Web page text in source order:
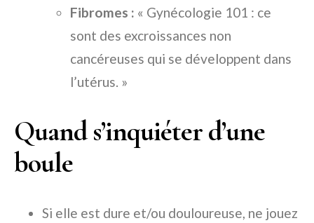
Fibromes : « Gynécologie 101 : ce
sont des excroissances non
cancéreuses qui se développent dans
l’utérus. »
Quand s’inquiéter d’une
boule
Si elle est dure et/ou douloureuse, ne jouez